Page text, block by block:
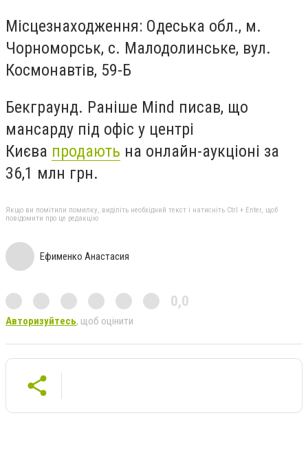
Місцезнаходження: Одеська обл., м.
Чорноморськ, с. Малодолинське, вул.
Космонавтів, 59-Б
Бекграунд. Раніше Mind писав, що
мансарду під офіс у центрі
Києва продають на онлайн-аукціоні за
36,1 млн грн.
Якщо ви помітили помилку, виділіть необхідний текст і натисніть Ctrl + Enter, щоб
повідомити про це редакцію
Ефименко Анастасия
0,0
Авторизуйтесь, щоб оцінити